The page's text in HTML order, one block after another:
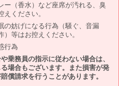
ー（香水）など座席が汚れる、臭
ください。
の妨げになる行為（騒ぐ、音漏
等はお控えください。
行為
乗務員の指示に従わない場合は、
場合もございます。また損害が発
償請求を行うことがあります。